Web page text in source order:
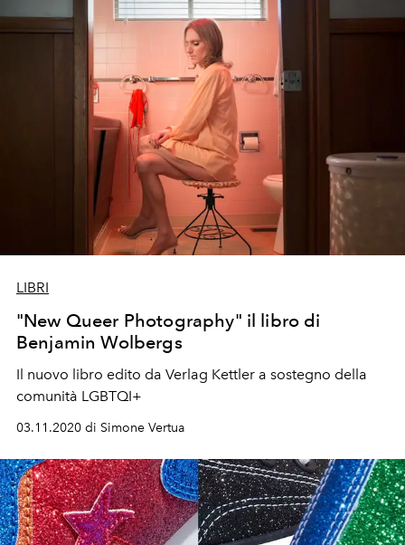
LIBRI
"New Queer Photography" il libro di
Benjamin Wolbergs
Il nuovo libro edito da Verlag Kettler a sostegno della
comunità LGBTQI+
03.11.2020 di Simone Vertua